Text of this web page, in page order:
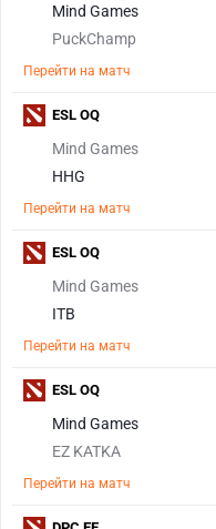
Mind Games
PuckChamp
Перейти на матч
Mind Games
HHG
Перейти на матч
ESL OQ
Mind Games
ITB
Перейти на матч
ESL OQ
Mind Games
EZ KATKA
Перейти на матч
ESL OQ